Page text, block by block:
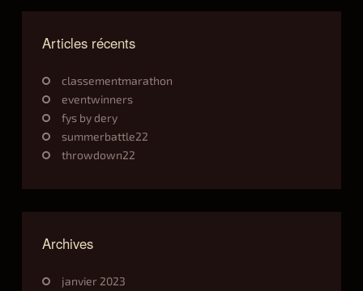
Articles récents
classementmarathon
eventwinners
fys by dery
summerbattle22
throwdown22
Archives
janvier 2023